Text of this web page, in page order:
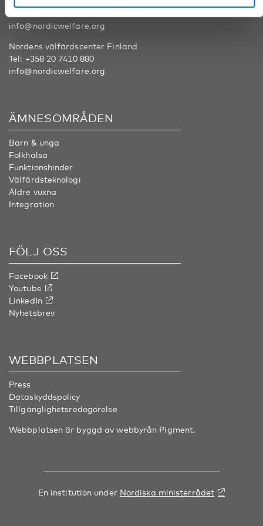
info@nordicwelfare.org
Nordens välfärdscenter Finland
Tel: +358 20 7410 880
info@nordicwelfare.org
ÄMNESOMRÅDEN
Barn & unga
Folkhälsa
Funktionshinder
Välfärdsteknologi
Äldre vuxna
Integration
FÖLJ OSS
Facebook
Youtube
LinkedIn
Nyhetsbrev
WEBBPLATSEN
Press
Dataskyddspolicy
Tillgänglighetsredogörelse
Webbplatsen är byggd av webbyrån Pigment.
En institution under Nordiska ministerrådet